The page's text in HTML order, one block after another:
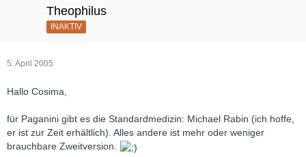
Theophilus
INAKTIV
5. April 2005
Hallo Cosima,
für Paganini gibt es die Standardmedizin: Michael Rabin (ich hoffe,
er ist zur Zeit erhältlich). Alles andere ist mehr oder weniger
brauchbare Zweitversion.